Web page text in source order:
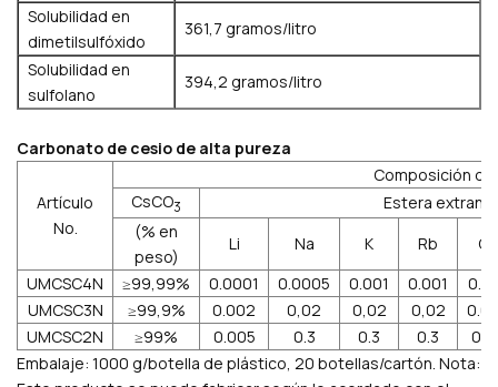
Solubilidad en
dimetilsulfóxido
361,7 gramos/litro
Solubilidad en
sulfolano
394,2 gramos/litro
Carbonato de cesio de alta pureza
Artículo
No.
Composición
CsCO3
Estera
(% en
peso)
Li Na K Rb
Ca
UMCSC4N
≥99,99% 0.0001 0.0005 0.001 0.001
UMCSC3N
≥99,9% 0.002 0,02 0,02 0,02
UMCSC2N
≥99% 0.005 0.3 0.3 0.3
Embalaje: 1000 g/botella de plástico, 20 botellas/cartón. Nota: